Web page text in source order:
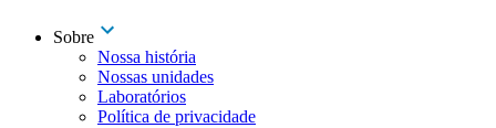
Sobre
Nossa história
Nossas unidades
Laboratórios
Política de privacidade